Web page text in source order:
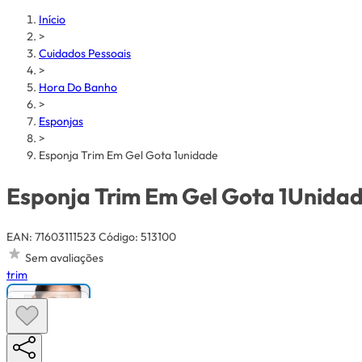
Início
>
Cuidados Pessoais
>
Hora Do Banho
>
Esponjas
>
Esponja Trim Em Gel Gota 1unidade
Esponja Trim Em Gel Gota
EAN: 71603111523 Código: 513100
Sem avaliações
trim